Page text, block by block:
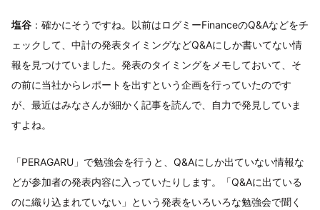
塩谷 ：確かにそうですね。以前はログミーFinanceのQ&Aなどをチ
ェックして、中計の発表タイミングなどQ&Aにしか書いてない情
報を見つけていました。発表のタイミングをメモしておいて、そ
の前に当社からレポートを出すという企画を行っていたのです
が、最近はみなさんが細かく記事を読んで、自力で発見していま
すよね。
「PERAGARU」で勉強会を行うと、Q&Aにしか出ていない情報な
どが参加者の発表内容に入っていたりします。「Q&Aに出ている
のに織り込まれていない」という発表をいろいろな勉強会で聞く